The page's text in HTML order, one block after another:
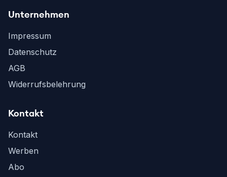
Unternehmen
Impressum
Datenschutz
AGB
Widerrufsbelehrung
Kontakt
Kontakt
Werben
Abo